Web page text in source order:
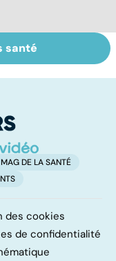
sur
santé
DE LA SANTÉ
des cookies
de confidentialité